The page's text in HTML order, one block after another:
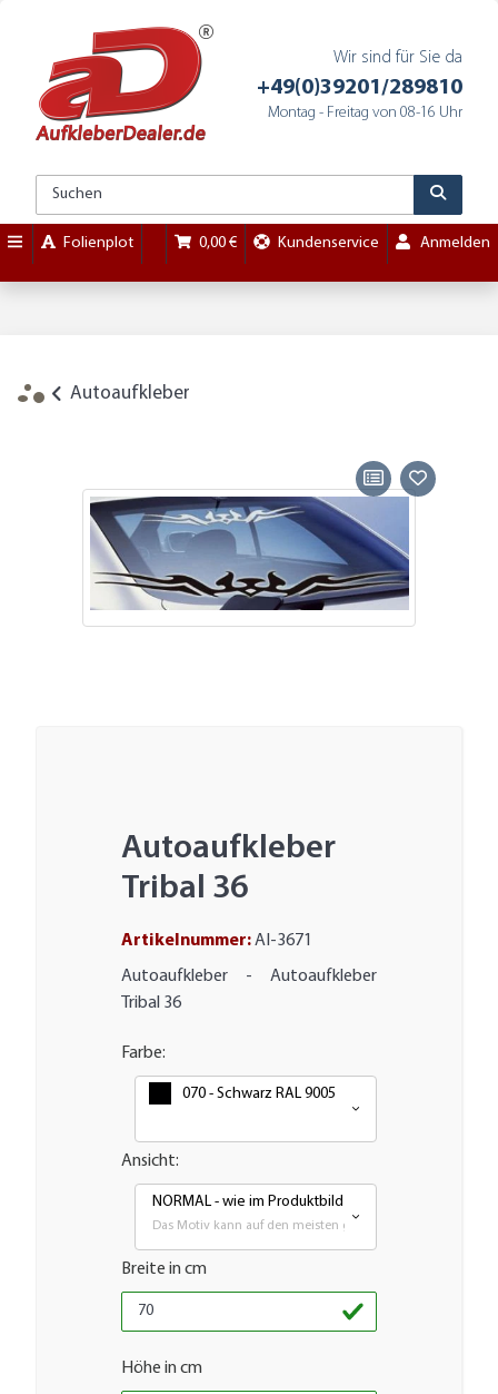
Wir sind für Sie da
+49(0)39201/289810
Montag - Freitag von 08-16 Uhr
Folienplot 0,00 € Kundenservice Anmelden
Autoaufkleber
Autoaufkleber
Tribal 36
Artikelnummer:AI-3671
Autoaufkleber - Autoaufkleber
Tribal 36
Farbe:
070 - Schwarz RAL 9005
Ansicht:
NORMAL - wie im Produktbild
Das Motiv kann auf den meisten glatten Flächen
Breite in cm
Höhe in cm